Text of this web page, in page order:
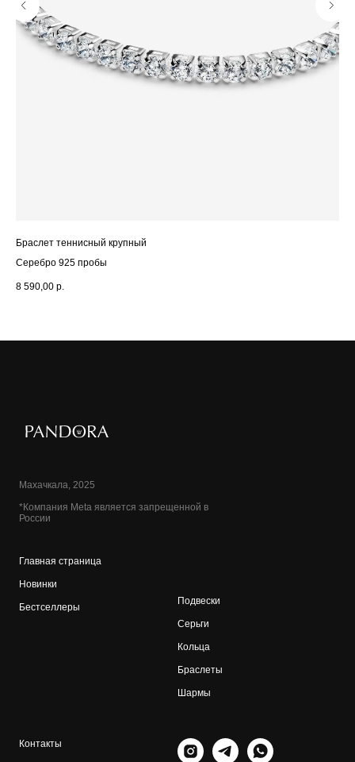
Браслет теннисный крупный
Серебро 925 пробы
8 590,00 р.
Махачкала, 2025
*Компания Meta является запрещенной в
России
Главная страница
Новинки
Бестселлеры
Подвески
Серьги
Кольца
Браслеты
Шармы
Контакты